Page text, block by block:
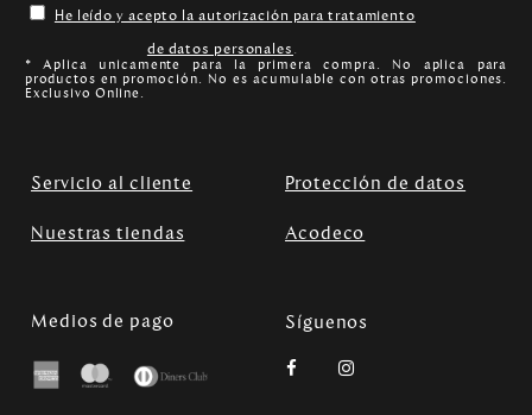
He leído y acepto la autorización para tratamiento
de datos personales.
* Aplica unicamente para la primera compra. No aplica para
productos en promoción. No es acumulable con otras promociones.
Exclusivo Online.
Servicio al cliente Protección de datos
Nuestras tiendas Acodeco
Medios de pago Síguenos